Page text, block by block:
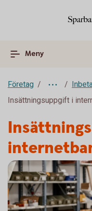
Meny
Företag
Insättningsuppgift i